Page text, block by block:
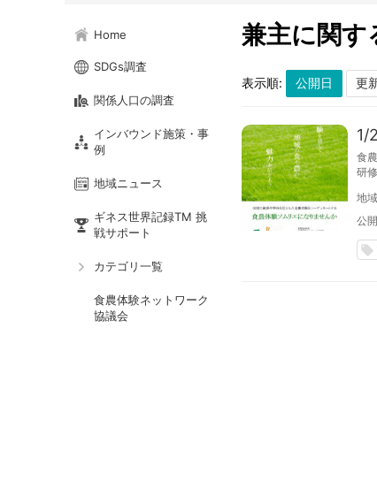
Home
SDGs調査
関係人口の調査
インバウンド施策・事
例
地域ニュース
ギネス世界記録TM 挑
戦サポート
カテゴリ一覧
食農体験ネットワーク
協議会
兼主に関す
表示順:
1/
食
研
地
公
local_offer